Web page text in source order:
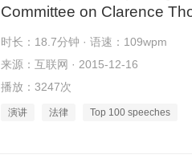
Committee on Clarence
时长：18.7分钟 · 语速：109wpm
来源：互联网 · 2015-12-16
播放：3247次
演讲 法律 Top 100 speeches